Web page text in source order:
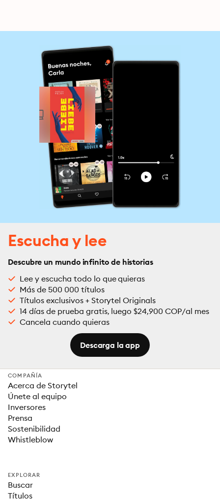
Escucha y lee
Descubre un mundo infinito de historias
Lee y escucha todo lo que quieras
Más de 500 000 títulos
Títulos exclusivos + Storytel Originals
14 días de prueba gratis, luego $24,900 COP/al mes
Cancela cuando quieras
Descarga la app
COMPAÑÍA
Acerca de Storytel
Únete al equipo
Inversores
Prensa
Sostenibilidad
Whistleblow
EXPLORAR
Buscar
Títulos